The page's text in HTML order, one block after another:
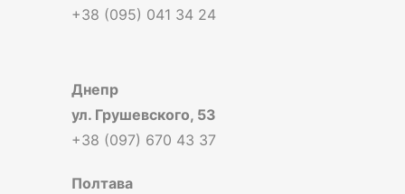
+38 (095) 041 34 24
Днепр
ул. Грушевского, 53
+38 (097) 670 43 37
Полтава